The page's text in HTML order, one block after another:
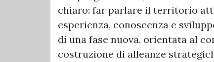
chiaro: far parlare il territorio
esperienza, conoscenza e
di una fase nuova, orientata al
costruzione di alleanze